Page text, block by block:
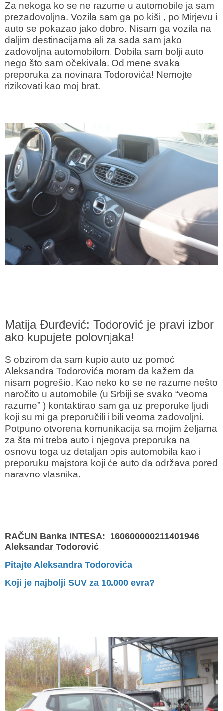
Za nekoga ko se ne razume u automobile ja sam
prezadovoljna. Vozila sam ga po kiši , po Mirjevu i
auto se pokazao jako dobro. Nisam ga vozila na
daljim destinacijama ali za sada sam jako
zadovoljna automobilom. Dobila sam bolji auto
nego što sam očekivala. Od mene svaka
preporuka za novinara Todorovića! Nemojte
rizikovati kao moj brat.
Matija Đurđević: Todorović je pravi izbor
ako kupujete polovnjaka!
S obzirom da sam kupio auto uz pomoć
Aleksandra Todorovića moram da kažem da
nisam pogrešio. Kao neko ko se ne razume nešto
naročito u automobile (u Srbiji se svako “veoma
razume” ) kontaktirao sam ga uz preporuke ljudi
koji su mi ga preporučili i bili veoma zadovoljni.
Potpuno otvorena komunikacija sa mojim željama
za šta mi treba auto i njegova preporuka na
osnovu toga uz detaljan opis automobila kao i
preporuku majstora koji će auto da održava pored
naravno vlasnika.
RAČUN Banka INTESA: 160600000211401946
Aleksandar Todorović
Pitajte Aleksandra Todorovića
Koji je najbolji SUV za 10.000 evra?